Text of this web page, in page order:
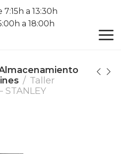
7:15h a 13:30h
a 18:00h
Taller